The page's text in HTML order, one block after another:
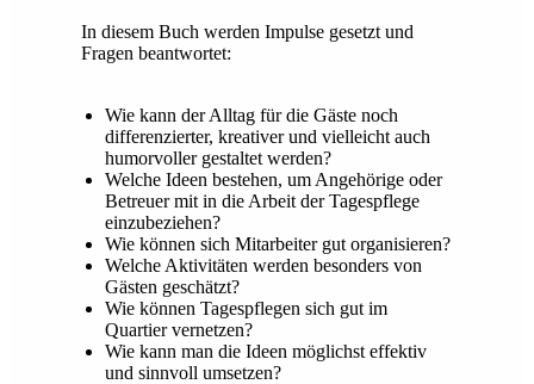
In diesem Buch werden Impulse gesetzt und
Fragen beantwortet:
Wie kann der Alltag für die Gäste noch
differenzierter, kreativer und vielleicht auch
humorvoller gestaltet werden?
Welche Ideen bestehen, um Angehörige oder
Betreuer mit in die Arbeit der Tagespflege
einzubeziehen?
Wie können sich Mitarbeiter gut organisieren?
Welche Aktivitäten werden besonders von
Gästen geschätzt?
Wie können Tagespflegen sich gut im
Quartier vernetzen?
Wie kann man die Ideen möglichst effektiv
und sinnvoll umsetzen?